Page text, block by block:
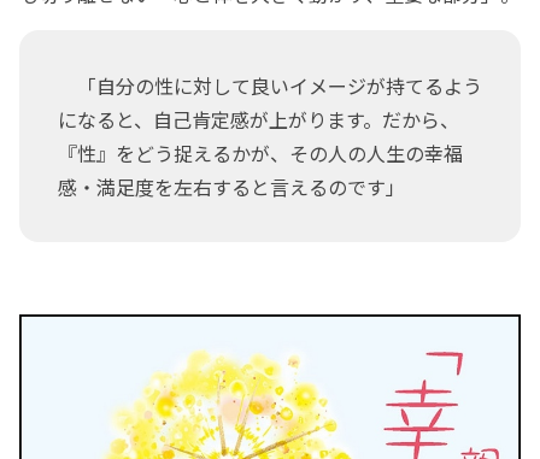
「自分の性に対して良いイメージが持てるよう
になると、自己肯定感が上がります。だから、
『性』をどう捉えるかが、その人の人生の幸福
感・満足度を左右すると言えるのです」